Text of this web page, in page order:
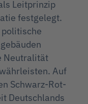
Leitprinzip
festgelegt.
politische
Neutralität
Auf
Schwarz-Rot-
Deutschlands